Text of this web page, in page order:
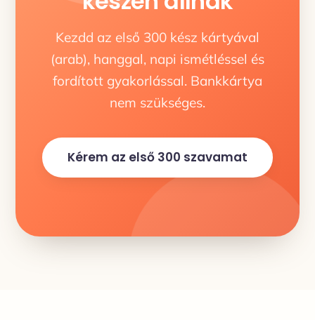
Kezdd az első 300 kész kártyával
(arab), hanggal, napi ismétléssel és
fordított gyakorlással. Bankkártya
nem szükséges.
Kérem az első 300 szavamat